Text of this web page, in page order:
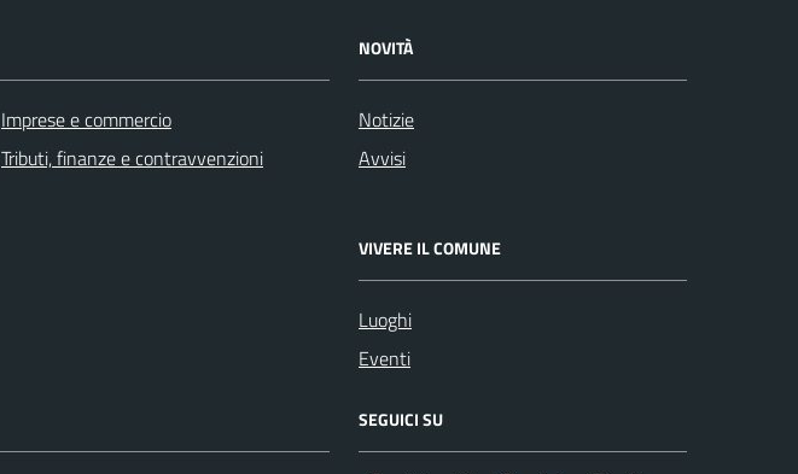
Imprese e commercio
Tributi, finanze e contravvenzioni
NOVITÀ
Notizie
Avvisi
VIVERE IL COMUNE
Luoghi
Eventi
SEGUICI SU